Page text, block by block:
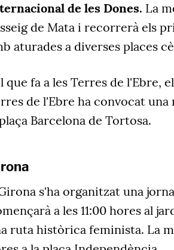
de les Dones. La
de Mata i recorrerà els
aturades a diverses places
que fa a les Terres de l'Ebre,
de l'Ebre ha convocat una
Barcelona de Tortosa.
s'ha organitzat una
a les 11:00 hores al
ruta històrica feminista. La